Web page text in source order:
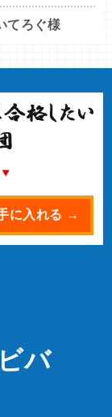
てろぐ様
に入れる →
バ